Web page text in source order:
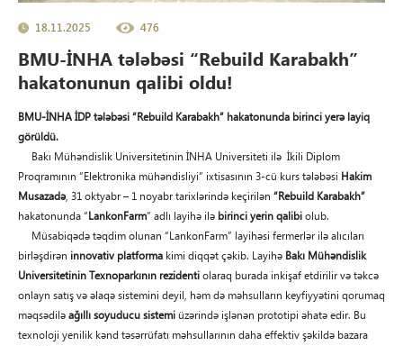
18.11.2025 476
BMU-İNHA tələbəsi “Rebuild Karabakh”
hakatonunun qalibi oldu!
BMU-İNHA İDP tələbəsi “Rebuild Karabakh” hakatonunda birinci yerə layiq
görüldü.
Bakı Mühəndislik Universitetinin İNHA Universiteti ilə İkili Diplom
Proqramının “Elektronika mühəndisliyi” ixtisasının 3-cü kurs tələbəsi Hakim
Musazadə, 31 oktyabr – 1 noyabr tarixlərində keçirilən “Rebuild Karabakh”
hakatonunda “LankonFarm” adlı layihə ilə birinci yerin qalibi olub.
Müsabiqədə təqdim olunan “LankonFarm” layihəsi fermerlər ilə alıcıları
birləşdirən innovativ platforma kimi diqqət çəkib. Layihə Bakı Mühəndislik
Universitetinin Texnoparkının rezidenti olaraq burada inkişaf etdirilir və təkcə
onlayn satış və əlaqə sistemini deyil, həm də məhsulların keyfiyyətini qorumaq
məqsədilə ağıllı soyuducu sistemi üzərində işlənən prototipi əhatə edir. Bu
texnoloji yenilik kənd təsərrüfatı məhsullarının daha effektiv şəkildə bazara